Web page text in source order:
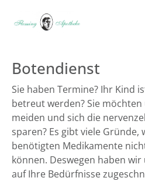
Botendienst
Sie haben Termine? Ihr Kind
betreut werden? Sie
meiden und sich die
sparen? Es gibt viele
benötigten Medikamente
können. Deswegen haben
auf Ihre Bedürfnisse